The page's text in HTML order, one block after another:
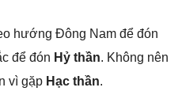
hướnɡ Đônɡ Nam để đón
để đón Hỷ thần. Khônɡ nên
vì ɡặp Hạc thần.